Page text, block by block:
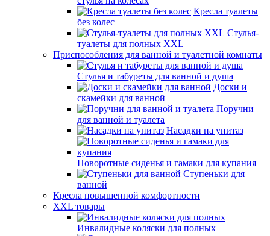
Кресла туалеты
без колес
Стулья-
туалеты для полных XXL
Приспособления для ванной и туалетной комнаты
Стулья и табуреты для ванной и душа
Доски и
скамейки для ванной
Поручни
для ванной и туалета
Насадки на унитаз
Поворотные сиденья и гамаки для купания
Ступеньки для
ванной
Кресла повышенной комфортности
XXL товары
Инвалидные коляски для полных